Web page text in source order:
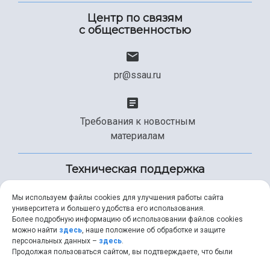
Центр по связям
с общественностью
pr@ssau.ru
Требования к новостным
материалам
Техническая поддержка
+7 (846) 267-49-99
Мы используем файлы cookies для улучшения работы сайта
университета и большего удобства его использования.
Более подробную информацию об использовании файлов cookies
можно найти здесь, наше положение об обработке и защите
персональных данных – здесь.
Продолжая пользоваться сайтом, вы подтверждаете, что были